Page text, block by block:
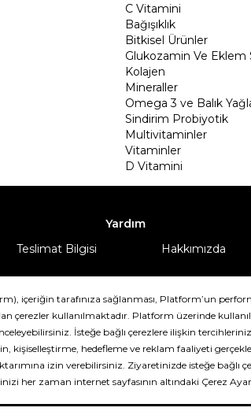
C Vitamini
Bağışıklık
Bitkisel Ürünler
Glukozamin Ve Eklem
Kolajen
Mineraller
Omega 3 ve Balık
Sindirim Probiyotik
Multivitaminler
Vitaminler
D Vitamini
Yardım
Teslimat Bilgisi Hakkımızda
DeFactoFIT ©️ 2022-2026. Tüm hakları saklıdır.